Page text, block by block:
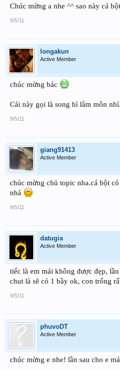
Chúc mừng a nhe ^^ sao này cá
9/5/11
longakun
Active Member
chúc mừng bác
Cái này gọi là song hỉ lâm môn
9/5/11
giang91413
Active Member
chúc mừng chủ topic nha.cá bột
nhá
9/5/11
datugia
Active Member
tiếc là em mái không được đẹp,
chut là sẽ có 1 bầy ok, con trống
9/5/11
phuvoDT
Active Member
chúc mừng e nhe! lần sau cho e